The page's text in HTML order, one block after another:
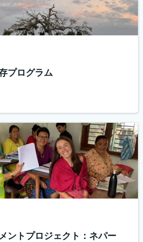
プログラム
ントプロジェクト：ネパー